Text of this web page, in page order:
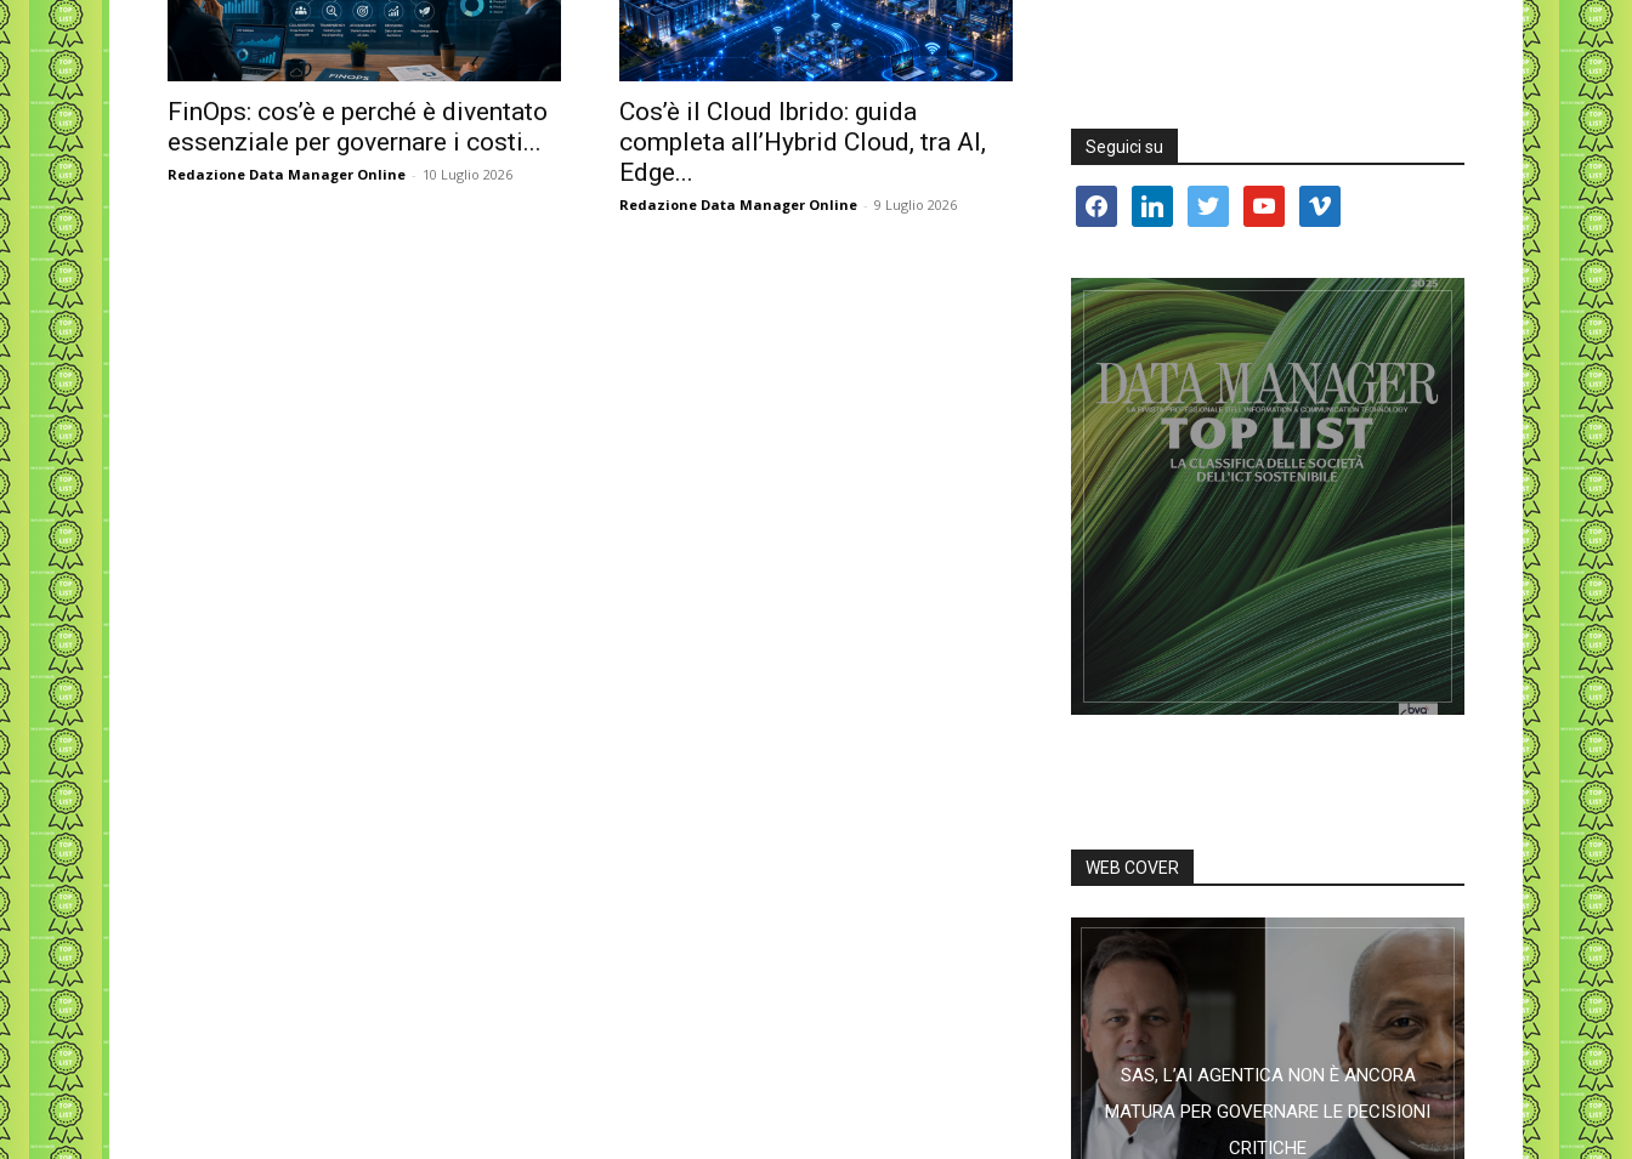
FinOps: cos’è e perché è diventato
essenziale per governare i costi...
Redazione Data Manager Online - 10 Luglio 2026
Cos’è il Cloud Ibrido: guida
completa all’Hybrid Cloud, tra AI,
Edge...
Redazione Data Manager Online - 9 Luglio 2026
Seguici su
facebooklinkedin twitter youtube vimeo
WEB COVER
SAS, L’AI AGENTICA NON È ANCORA
MATURA PER GOVERNARE LE DECISIONI
CRITICHE